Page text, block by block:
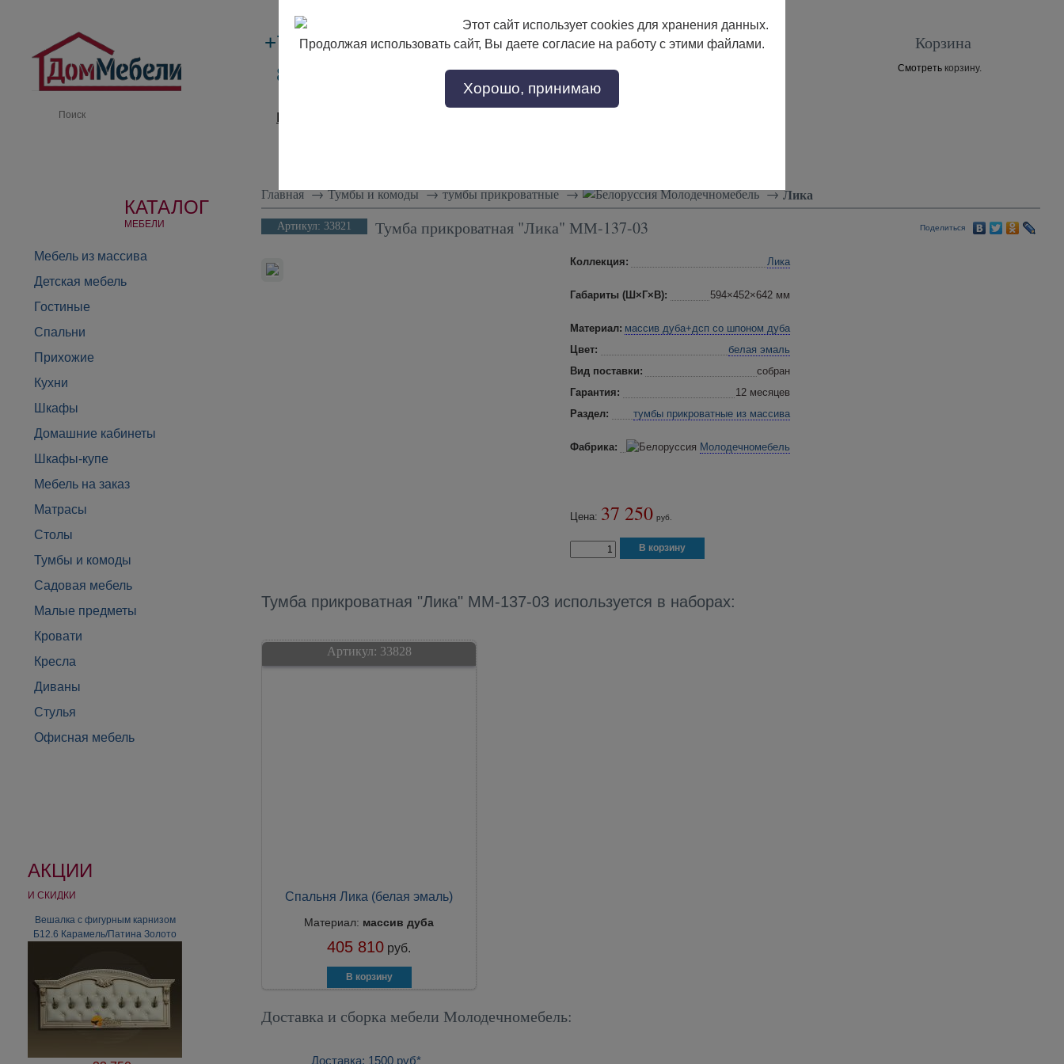
+7 (495)133-17-89
8 (800) 302-17-89
с 9:00 до 18:00
Заказать звонок
Производители
Корзина
Смотреть корзину.
КАТАЛОГ
МЕБЕЛИ
Мебель из массива
Детская мебель
Гостиные
Спальни
Прихожие
Кухни
Шкафы
Домашние кабинеты
Шкафы-купе
Мебель на заказ
Матрасы
Столы
Тумбы и комоды
Садовая мебель
Малые предметы
Кровати
Кресла
Диваны
Стулья
Офисная мебель
АКЦИИ
И СКИДКИ
Вешалка с фигурным карнизом
Б12.6 Карамель/Патина Золото
Вешалка с декором "Тюльпан"
Б5.7.60 Карамель/Беж (цена
Главная→ Тумбы и комоды→ тумбы прикроватные→ Молодечномебель→ Лика
Поделиться
Артикул: 33821 Тумба прикроватная "Лика" ММ-137-03
Коллекция: Лика
Габариты (Ш×Г×В): 594×452×642 мм
Материал: массив дуба+дсп со шпоном дуба
Цвет:
белая эмаль
Вид поставки:
собран
Гарантия:
12 месяцев
Раздел:
тумбы прикроватные из массива
Фабрика: Молодечномебель
Цена: 37 250 руб.
Тумба прикроватная "Лика" ММ-137-03 используется в наборах:
Артикул: 33828
Спальня Лика (белая эмаль)
Материал: массив дуба
405 810 руб.
Доставка и сборка мебели Молодечномебель:
Доставка: 1500 руб*
Этот сайт использует cookies для хранения данных.
Продолжая использовать сайт, Вы даете согласие на работу с этими файлами.
Хорошо, принимаю